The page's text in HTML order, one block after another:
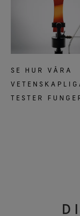
SE HUR VÅRA
TESTER